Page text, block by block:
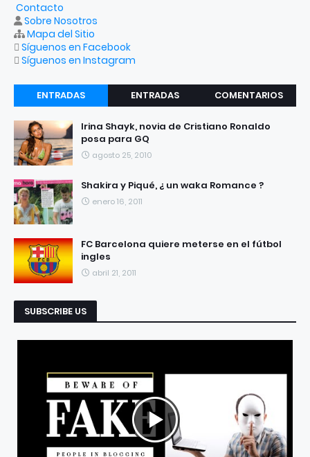
Contacto
Sobre Nosotros
Mapa del Sitio
Síguenos en Facebook
Síguenos en Instagram
ENTRADAS
RECIENTES
ENTRADAS
COMENTARIOS
Irina Shayk, novia de Cristiano Ronaldo
posa para GQ
agosto 25, 2010
Shakira y Piqué, ¿ un waka Romance ?
enero 16, 2011
FC Barcelona quiere meterse en el fútbol
ingles
abril 21, 2011
SUBSCRIBE US